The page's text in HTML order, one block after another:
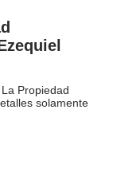
Propiedad
solamente